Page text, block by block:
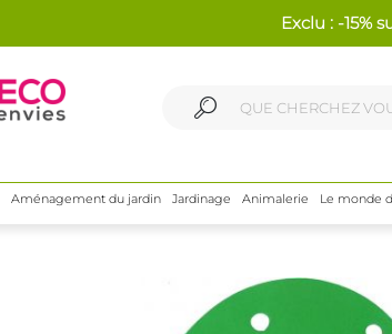
Exclu : -15%
Aménagement du jardin Jardinage Animalerie Le monde